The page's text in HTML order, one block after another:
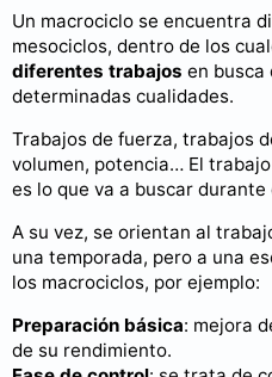
Un macrociclo se encuentra
mesociclos, dentro de los
diferentes trabajos en busca
determinadas cualidades.
Trabajos de fuerza, trabajos
volumen, potencia… El
es lo que va a buscar
A su vez, se orientan al
una temporada, pero a una
los macrociclos, por ejemplo:
Preparación básica: mejora
de su rendimiento.